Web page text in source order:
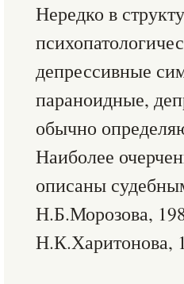
Нередко в
депрессивные
параноидные,
обычно
Наиболее
описаны
Н.Б.Морозова,
Н.К.Харитонова,